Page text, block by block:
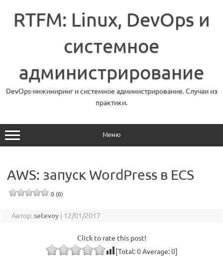
содержимому
RTFM: Linux, DevOps и
системное
администрирование
DevOps-инжиниринг и системное администрирование. Случаи из
практики.
Меню
AWS: запуск WordPress в ECS
0 (0)
Автор:setevoy | 12/01/2017
Click to rate this post!
[Total:0Average:0]